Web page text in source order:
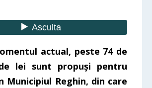
actual, peste 74 de
lei sunt propuși pentru
Municipiul Reghin, din care